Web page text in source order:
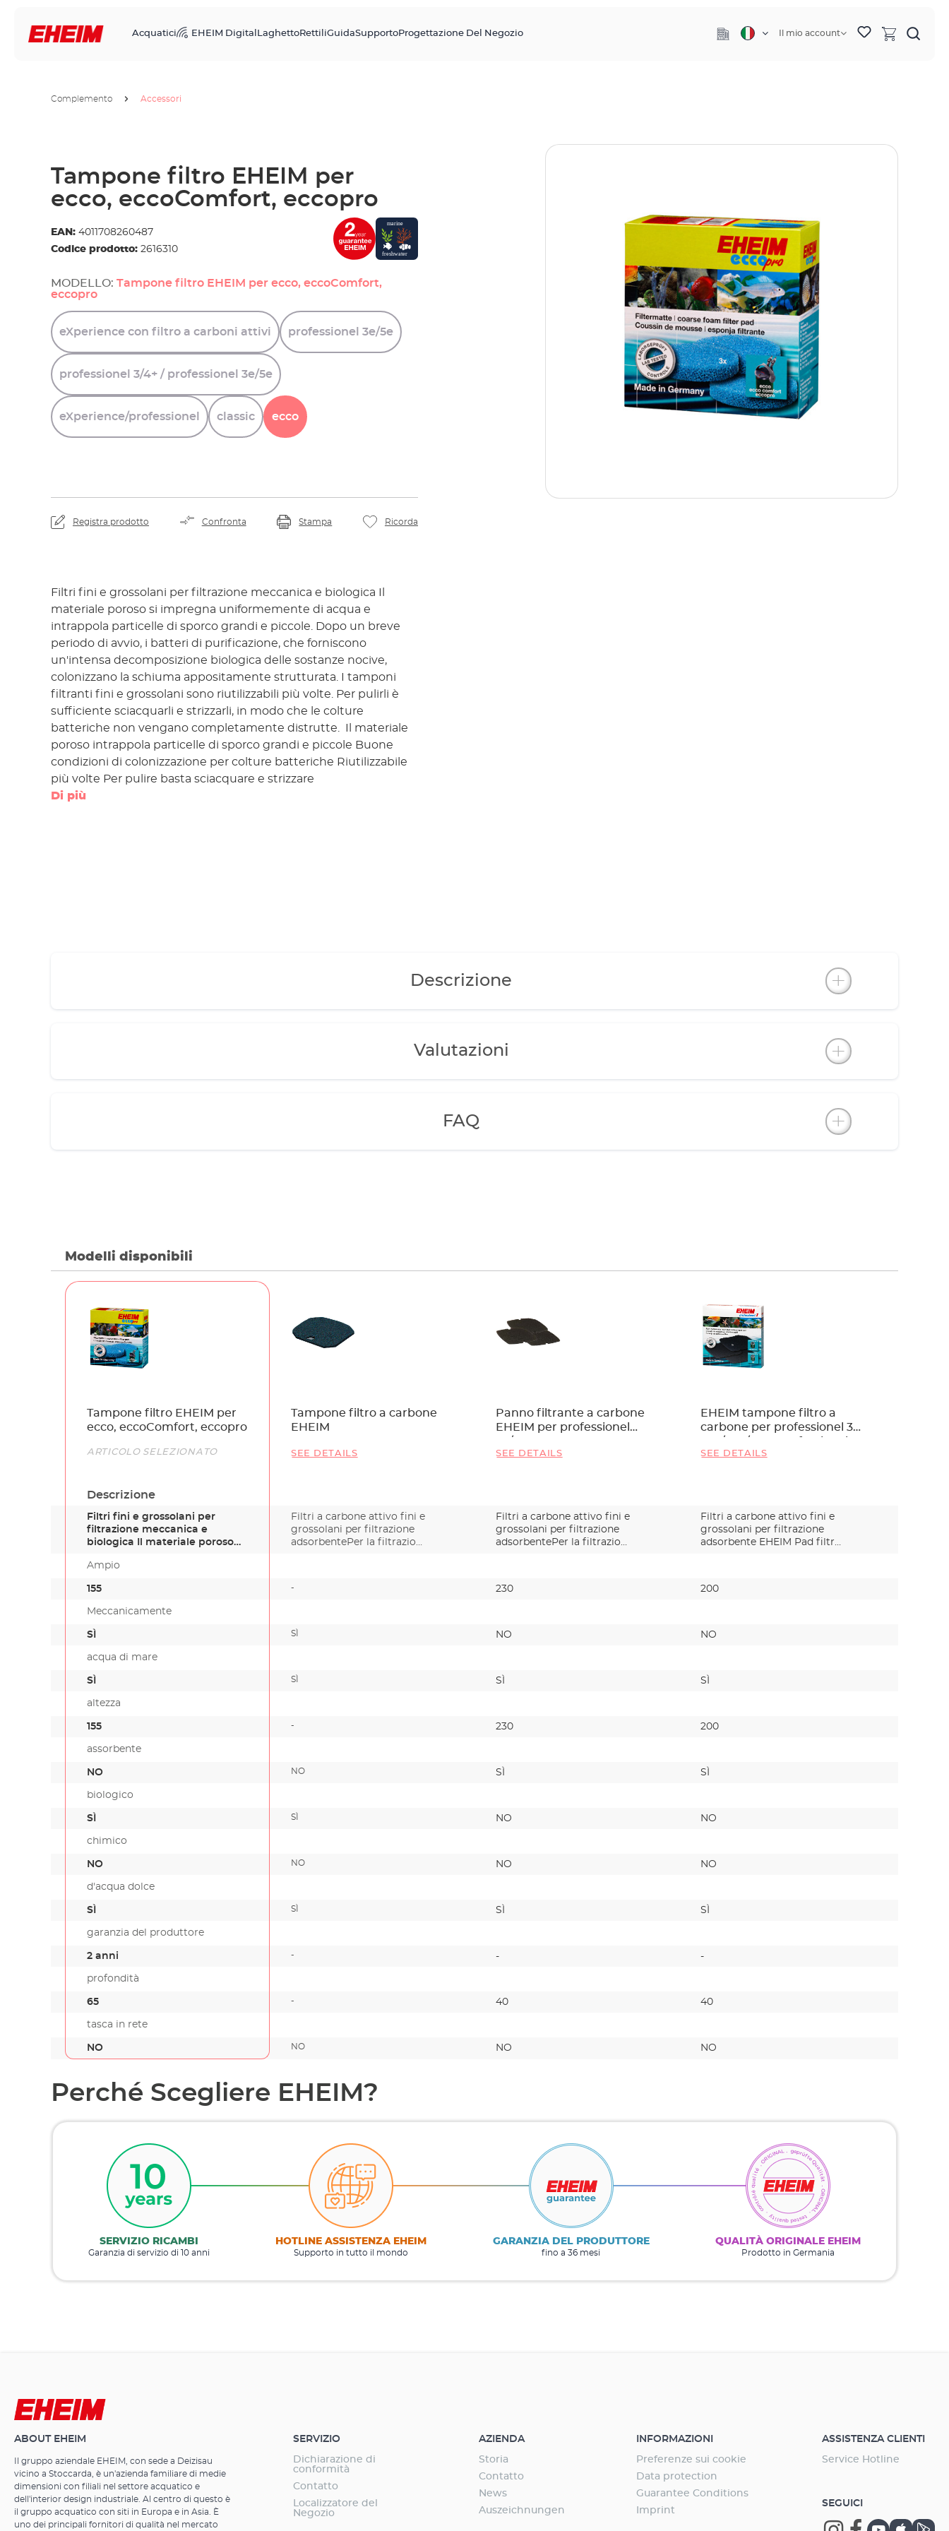
Acquatici EHEIM Digital LaghettoRettiliGuidaSupportoProgettazione Del Negozio Il mio account
Complemento Accessori
Tampone filtro EHEIM per
ecco, eccoComfort, eccopro
EAN: 4011708260487
Codice prodotto: 2616310
MODELLO: Tampone filtro EHEIM per ecco, eccoComfort,
eccopro
eXperience con filtro a carboni attivi professionel 3e/5e
professionel 3/4+ / professionel 3e/5e
eXperience/professionel classic ecco
Registra prodotto Confronta Stampa Ricorda
Filtri fini e grossolani per filtrazione meccanica e biologica Il
materiale poroso si impregna uniformemente di acqua e
intrappola particelle di sporco grandi e piccole. Dopo un breve
periodo di avvio, i batteri di purificazione, che forniscono
un'intensa decomposizione biologica delle sostanze nocive,
colonizzano la schiuma appositamente strutturata. I tamponi
filtranti fini e grossolani sono riutilizzabili più volte. Per pulirli è
sufficiente sciacquarli e strizzarli, in modo che le colture
batteriche non vengano completamente distrutte. Il materiale
poroso intrappola particelle di sporco grandi e piccole Buone
condizioni di colonizzazione per colture batteriche Riutilizzabile
più volte Per pulire basta sciacquare e strizzare
Di più
Descrizione
Valutazioni
FAQ
Modelli disponibili
Name
Tampone filtro EHEIM per
ecco, eccoComfort, eccopro
Tampone filtro a carbone
EHEIM
Panno filtrante a carbone
EHEIM per professionel
3e/5e 450 e 700
EHEIM tampone filtro a
carbone per professionel 3
250/350/600, professionel
3e 350
Link
ARTICOLO SELEZIONATO SEE DETAILS SEE DETAILS SEE DETAILS
Descrizione
Filtri fini e grossolani per
filtrazione meccanica e
biologica Il materiale poroso
Filtri a carbone attivo fini e
grossolani per filtrazione
adsorbentePer la filtrazio…
Filtri a carbone attivo fini e
grossolani per filtrazione
adsorbentePer la filtrazio…
Filtri a carbone attivo fini e
grossolani per filtrazione
adsorbente EHEIM Pad filtr…
Ampio
155 - 230 200
Meccanicamente
SÌ SÌ NO NO
acqua di mare
SÌ SÌ SÌ SÌ
altezza
155 - 230 200
assorbente
NO NO SÌ SÌ
biologico
SÌ SÌ NO NO
chimico
NO NO NO NO
d'acqua dolce
SÌ SÌ SÌ SÌ
garanzia del produttore
2 anni - - -
profondità
65 - 40 40
tasca in rete
NO NO NO NO
Perché Scegliere EHEIM?
SERVIZIO RICAMBI
Garanzia di servizio di 10 anni
HOTLINE ASSISTENZA EHEIM
Supporto in tutto il mondo
GARANZIA DEL PRODUTTORE
fino a 36 mesi
QUALITÀ ORIGINALE EHEIM
Prodotto in Germania
ABOUT EHEIM
Il gruppo aziendale EHEIM, con sede a Deizisau
vicino a Stoccarda, è un'azienda familiare di medie
dimensioni con filiali nel settore acquatico e
dell'interior design industriale. Al centro di questo è
il gruppo acquatico con siti in Europa e in Asia. È
uno dei principali fornitori di qualità nel mercato
SERVIZIO
Dichiarazione di
conformità
Contatto
Localizzatore del
Negozio
AZIENDA
Storia
Contatto
News
Auszeichnungen
INFORMAZIONI
Preferenze sui cookie
Data protection
Guarantee Conditions
Imprint
ASSISTENZA CLIENTI
Service Hotline
SEGUICI